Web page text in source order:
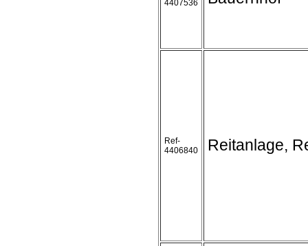
4407536
Ref-
4406840
Reitanlage,